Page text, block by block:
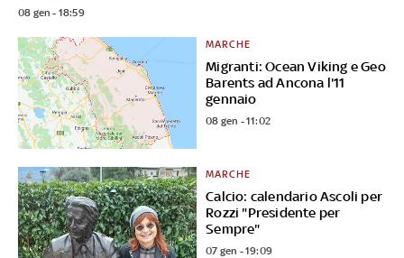
08 gen - 18:59
Migranti: Ocean Viking e Geo
Barents ad Ancona l'11
gennaio
MARCHE
08 gen - 11:02
Calcio: calendario Ascoli per
Rozzi "Presidente per
Sempre"
MARCHE
07 gen - 19:09